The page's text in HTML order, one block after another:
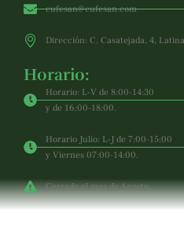
cufesan@cufesan.com
Dirección: C. Casatejada, 4,
Horario:
Horario: L-V de 8:00-14:30
y de 16:00-18:00.
Horario Julio: L-J de 7:00-15:00
y Viernes 07:00-14:00.
Cerrado el mes de Agosto.